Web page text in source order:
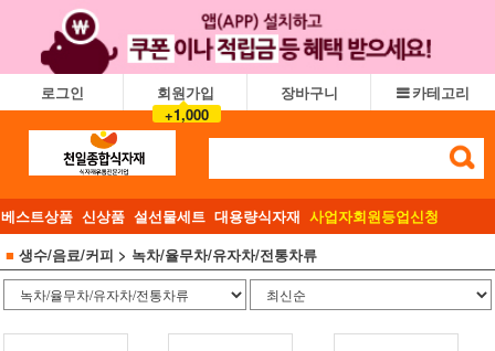
로그인
회원가입
+1,000
장바구니 카테고리
베스트상품 신상품 설선물세트 대용량식자재 사업자회원등업신청
■ 생수/음료/커피 > 녹차/율무차/유자차/전통차류